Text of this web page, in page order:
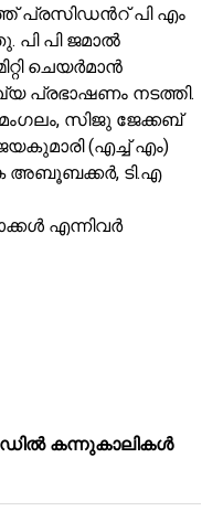
പ്രസിഡൻറ് പി എം
പി പി ജമാൽ
ചെയർമാൻ
പ്രഭാഷണം നടത്തി.
സിജു ജേക്കബ്
(എച്ച് എം)
അബൂബക്കർ, ടി.എ
എന്നിവർ
കന്നുകാലികൾ